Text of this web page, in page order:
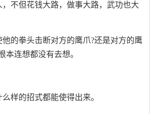
不但花钱大路，做事大路，武功也大
的拳头击断对方的鹰爪?还是对方的鹰
本连想都没有去想。
样的招式都能使得出来。